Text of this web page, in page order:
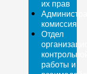
их прав
комиссия
Отдел
работы и